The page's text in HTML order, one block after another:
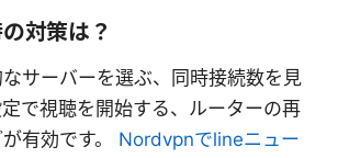
対策は？
サーバーを選ぶ、同時接続数を見
で視聴を開始する、ルーターの再
有効です。 Nordvpnでlineニュー